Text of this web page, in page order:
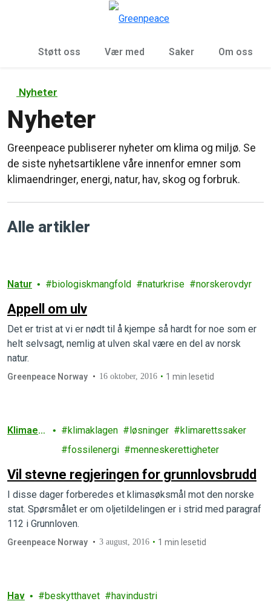
Støtt oss Vær med Saker Om oss
Nyheter
Nyheter
Greenpeace publiserer nyheter om klima og miljø. Se
de siste nyhetsartiklene våre innenfor emner som
klimaendringer, energi, natur, hav, skog og forbruk.
Alle artikler
Natur biologiskmangfold naturkrise norskerovdyr
Appell om ulv
Det er trist at vi er nødt til å kjempe så hardt for noe som er
helt selvsagt, nemlig at ulven skal være en del av norsk
natur.
Greenpeace Norway 16 oktober, 2016 1 min lesetid
Klimaen
klimaklagen løsninger
klimarettssaker
fossilenergi
menneskerettigheter
Vil stevne regjeringen for grunnlovsbrudd
I disse dager forberedes et klimasøksmål mot den norske
stat. Spørsmålet er om oljetildelingen er i strid med paragraf
112 i Grunnloven.
Greenpeace Norway 3 august, 2016 1 min lesetid
Hav beskytthavet havindustri